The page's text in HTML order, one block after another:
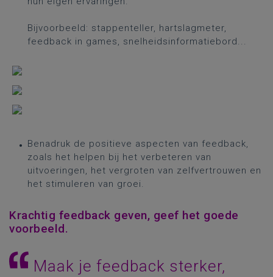
Bijvoorbeeld: stappenteller, hartslagmeter,
feedback in games, snelheidsinformatiebord...
Benadruk de positieve aspecten van feedback,
zoals het helpen bij het verbeteren van
uitvoeringen, het vergroten van zelfvertrouwen en
het stimuleren van groei.
Krachtig feedback geven, geef het goede
voorbeeld.
Maak je feedback sterker,